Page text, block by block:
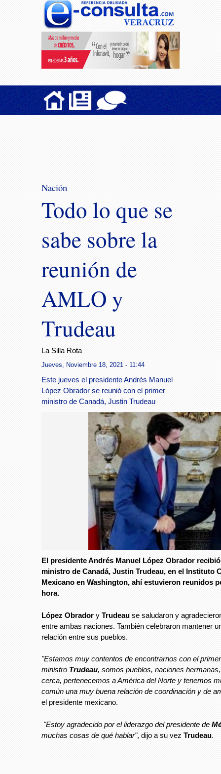
Nación
Todo lo que se
sabe sobre la
reunión de
AMLO y
Trudeau
La Silla Rota
Jueves, Noviembre 18, 2021 - 11:44
Este jueves el presidente Andrés Manuel
López Obrador se reunió con el primer
ministro de Canadá, Justin Trudeau
El presidente Andrés Manuel López Obrador
ministro de Canadá, Justin Trudeau, en el Instituto
Mexicano en Washington, ahí estuvieron reunidos
hora.
López Obrador y Trudeau se saludaron y
entre ambas naciones. También celebraron mantener
relación entre sus pueblos.
"Estamos muy contentos de encontrarnos con el primer
ministro Trudeau, somos pueblos, naciones
cerca, pertenecemos a América del Norte y tenemos
común una muy buena relación de coordinación y de
el presidente mexicano.
"Estoy agradecido por el liderazgo del presidente de
muchas cosas de qué hablar", dijo a su vez Trudeau.